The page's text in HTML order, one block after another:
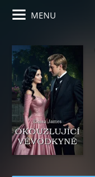
MENU